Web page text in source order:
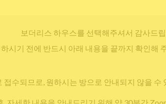
보더리스 하우스를 선택해주셔서 감사드
시기 전에 반드시 아래 내용을 끝까지 확인해
접수되므로, 원하시는 방으로 안내되지 않을 수